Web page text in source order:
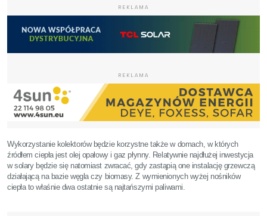
REKLAMA
REKLAMA
Wykorzystanie kolektorów będzie korzystne także w domach, w których
źródłem ciepła jest olej opałowy i gaz płynny. Relatywnie najdłużej inwestycja
w solary będzie się natomiast zwracać, gdy zastąpią one instalację grzewczą
działającą na bazie węgla czy biomasy. Z wymienionych wyżej nośników
ciepła to właśnie dwa ostatnie są najtańszymi paliwami.